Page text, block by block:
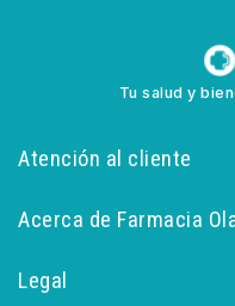
Tu salud y
Atención al cliente
Acerca de Farmacia
Legal